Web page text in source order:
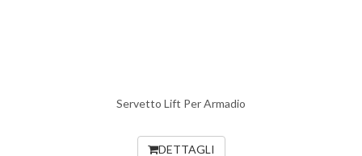
Servetto Lift Per Armadio
DETTAGLI